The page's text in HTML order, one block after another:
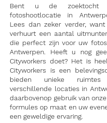
Bent u de zoektocht
fotoshootlocatie in
Lees dan zeker verder, want
verhuurt een aantal
die perfect zijn voor uw
Antwerpen. Heeft u nog
Cityworkers doet? Het is
Cityworkers is een
bieden unieke
verschillende locaties in
daarbovenop gebruik van
formules op maat en uw
een geweldige ervaring.